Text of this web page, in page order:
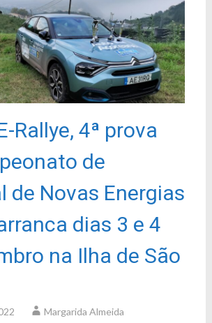
Rallye, 4ª prova
de
de Novas Energias
dias 3 e 4
na Ilha de São
Margarida Almeida